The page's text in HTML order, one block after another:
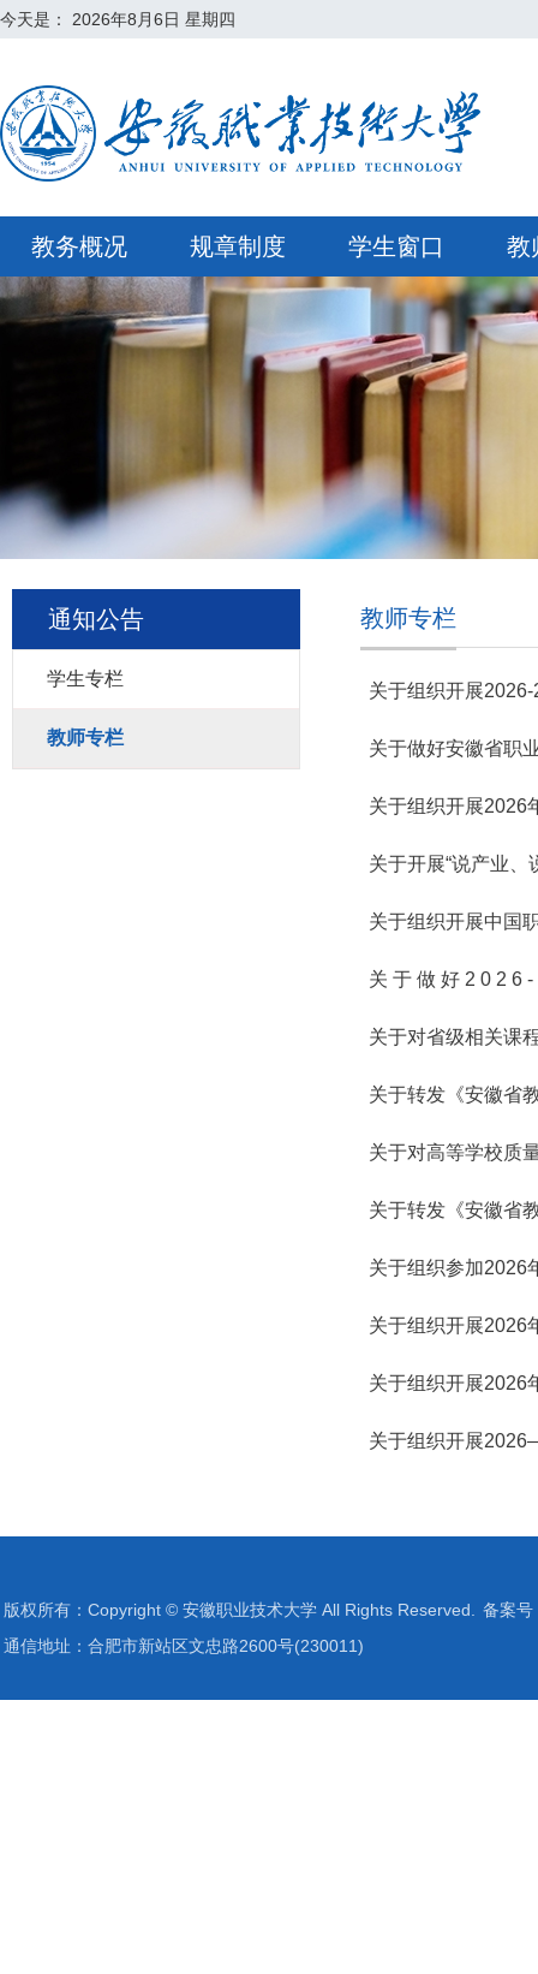
今天是： 2026年8月6日 星期四
教务概况 规章制度 学生窗口 教
通知公告
学生专栏
教师专栏
教师专栏
关于组织开展
关于做好安徽省职
关于组织开展2026
关于开展“说产业、
关于组织开展中国
关 于 做 好 2 0 2 6
关于对省级相关课
关于转发《安徽省
关于对高等学校质
关于转发《安徽省
关于组织参加2026
关于组织开展2026
关于组织开展2026
关于组织开展
版权所有：Copyright © 安徽职业技术大学 All Rights Reserved.
备案号
通信地址：合肥市新站区文忠路2600号(230011)